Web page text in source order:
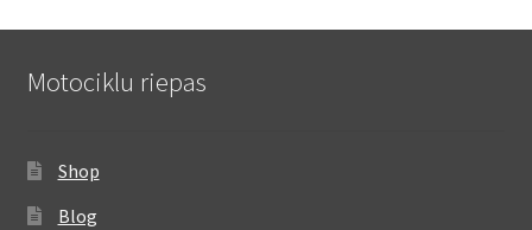
Motociklu riepas
Shop
Blog